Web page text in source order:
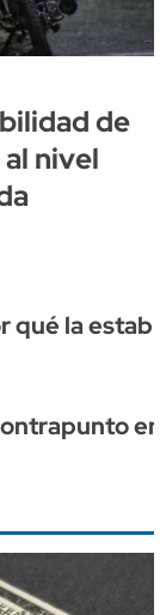
de
nivel
qué la